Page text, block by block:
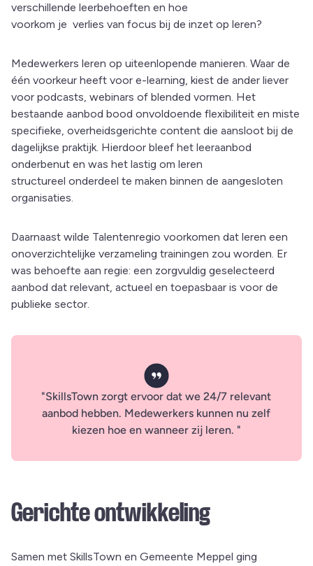
verschillende leerbehoeften en hoe
voorkom je verlies van focus bij de inzet op leren?
Medewerkers leren op uiteenlopende manieren. Waar de
één voorkeur heeft voor e-learning, kiest de ander liever
voor podcasts, webinars of blended vormen. Het
bestaande aanbod bood onvoldoende flexibiliteit en miste
specifieke, overheidsgerichte content die aansloot bij de
dagelijkse praktijk. Hierdoor bleef het leeraanbod
onderbenut en was het lastig om leren
structureel onderdeel te maken binnen de aangesloten
organisaties.
Daarnaast wilde Talentenregio voorkomen dat leren een
onoverzichtelijke verzameling trainingen zou worden. Er
was behoefte aan regie: een zorgvuldig geselecteerd
aanbod dat relevant, actueel en toepasbaar is voor de
publieke sector.
SkillsTown zorgt ervoor dat we 24/7 relevant
aanbod hebben. Medewerkers kunnen nu zelf
kiezen hoe en wanneer zij leren.
Gerichte ontwikkeling
Samen met SkillsTown en Gemeente Meppel ging